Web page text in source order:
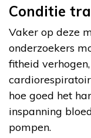
Conditie
Vaker op deze
onderzoekers
fitheid
hoe goed het
inspanning
pompen.